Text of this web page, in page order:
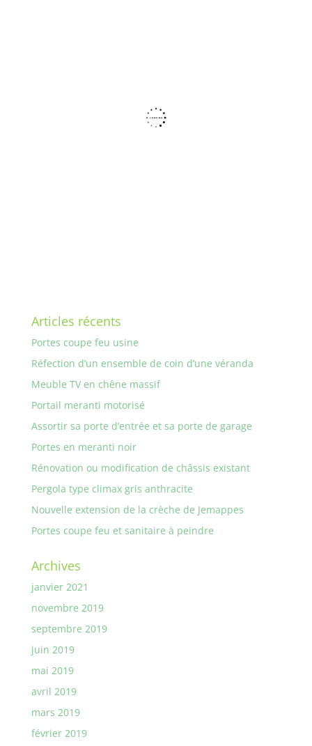
Articles récents
Portes coupe feu usine
Réfection d’un ensemble de coin d’une véranda
Meuble TV en chêne massif
Portail meranti motorisé
Assortir sa porte d’entrée et sa porte de garage
Portes en meranti noir
Rénovation ou modification de châssis existant
Pergola type climax gris anthracite
Nouvelle extension de la crèche de Jemappes
Portes coupe feu et sanitaire à peindre
Archives
janvier 2021
novembre 2019
septembre 2019
juin 2019
mai 2019
avril 2019
mars 2019
février 2019